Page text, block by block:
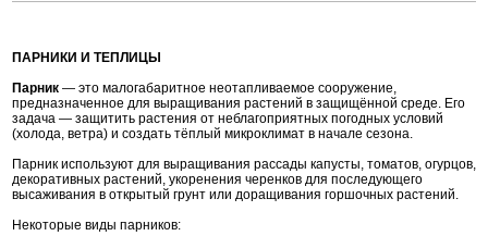
ПАРНИКИ И ТЕПЛИЦЫ
Парник — это малогабаритное неотапливаемое сооружение,
предназначенное для выращивания растений в защищённой среде. Его
задача — защитить растения от неблагоприятных погодных условий
(холода, ветра) и создать тёплый микроклимат в начале сезона.
Парник используют для выращивания рассады капусты, томатов, огурцов,
декоративных растений, укоренения черенков для последующего
высаживания в открытый грунт или доращивания горшочных растений.
Некоторые виды парников: